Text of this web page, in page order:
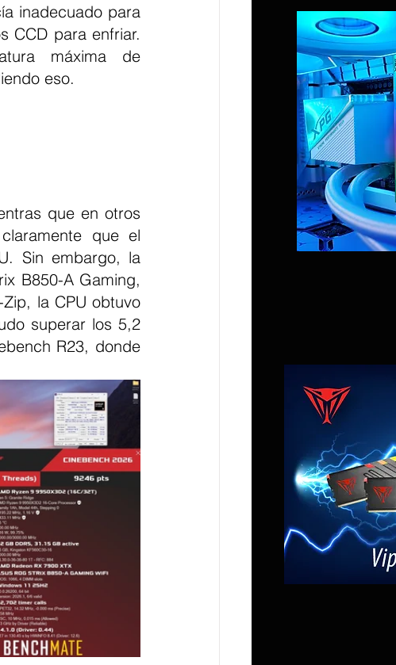
inadecuado para
CCD para enfriar.
máxima de
eso.
que en otros
que el
Sin embargo, la
B850-A Gaming,
superar los 5,2
R23, donde